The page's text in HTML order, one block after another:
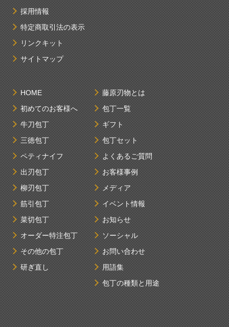
採用情報
特定商取引法の表示
リンクキット
サイトマップ
HOME
初めてのお客様へ
牛刀包丁
三徳包丁
ペティナイフ
出刃包丁
柳刃包丁
筋引包丁
菜切包丁
オーダー特注包丁
その他の包丁
研ぎ直し
藤原刃物とは
包丁一覧
ギフト
包丁セット
よくあるご質問
お客様事例
メディア
イベント情報
お知らせ
ソーシャル
お問い合わせ
用語集
包丁の種類と用途